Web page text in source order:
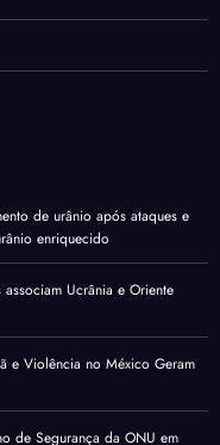
de urânio após ataques e
enriquecido
Ucrânia e Oriente
e Violência no México Geram
de Segurança da ONU em